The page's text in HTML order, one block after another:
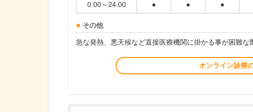
0:00～24:00 ● ● ●
その他
急な発熱、悪天候など直接医療機関に掛かる事が困難な
オンライン診療